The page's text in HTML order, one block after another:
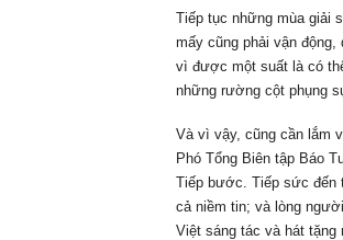
Tiếp tục những mùa giải
mấy cũng phải vận
vì được một suất là có
những rường cột phụng
Và vì vậy, cũng cần lắm
Phó Tổng Biên tập Báo
Tiếp bước. Tiếp sức đến
cả niềm tin; và lòng
Việt sáng tác và hát tặng